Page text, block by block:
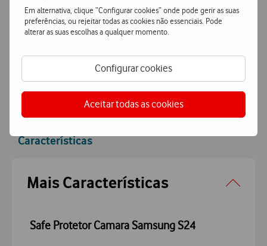
Em alternativa, clique “Configurar cookies” onde pode gerir as suas
preferências, ou rejeitar todas as cookies não essenciais. Pode
alterar as suas escolhas a qualquer momento.
Configurar cookies
Aceitar todas as cookies
Pagamentosimples e seguro
Pague de forma segura com MBWay ou Cartão de Crédito.
Características
Accordeon
Mais Características
Safe Protetor Camara Samsung S24